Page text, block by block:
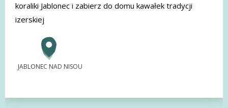
koraliki Jablonec i zabierz do domu kawałek tradycji
izerskiej
JABLONEC NAD NISOU